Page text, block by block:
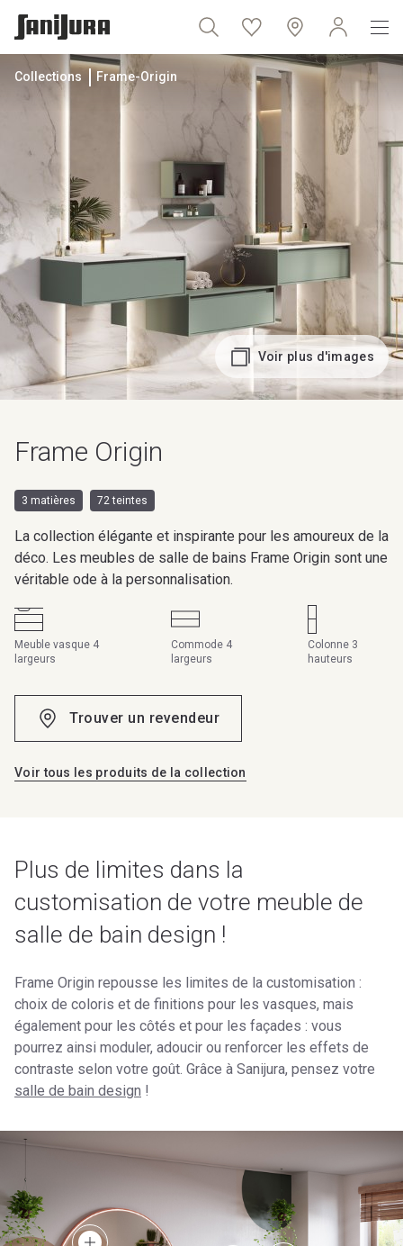
Collections Frame-Origin
Voir plus d'images
Frame Origin
3 matières 72 teintes
La collection élégante et inspirante pour les amoureux de la
déco. Les meubles de salle de bains Frame Origin sont une
véritable ode à la personnalisation.
Meuble vasque 4
largeurs
Commode 4
largeurs
Colonne 3
hauteurs
Trouver un revendeur
Voir tous les produits de la collection
Plus de limites dans la
customisation de votre meuble de
salle de bain design !
Frame Origin repousse les limites de la customisation :
choix de coloris et de finitions pour les vasques, mais
également pour les côtés et pour les façades : vous
pourrez ainsi moduler, adoucir ou renforcer les effets de
contraste selon votre goût. Grâce à Sanijura, pensez votre
salle de bain design !